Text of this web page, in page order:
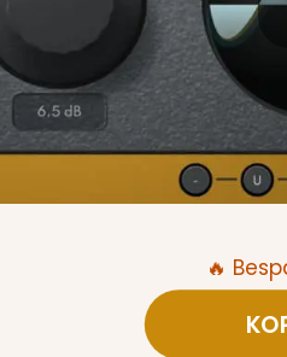
🔥